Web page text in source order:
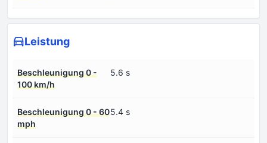
Leistung
Beschleunigung 0 -
100 km/h
5.6 s
Beschleunigung 0 - 60
mph
5.4 s